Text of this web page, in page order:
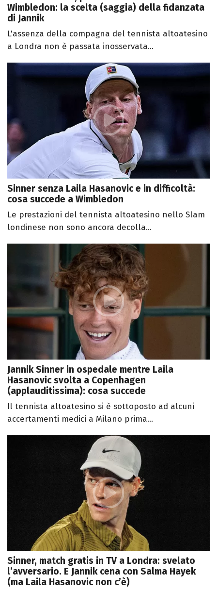
Wimbledon: la scelta (saggia) della fidanzata
di Jannik
L'assenza della compagna del tennista altoatesino
a Londra non è passata inosservata...
Sinner senza Laila Hasanovic e in difficoltà:
cosa succede a Wimbledon
Le prestazioni del tennista altoatesino nello Slam
londinese non sono ancora decolla...
Jannik Sinner in ospedale mentre Laila
Hasanovic svolta a Copenhagen
(applauditissima): cosa succede
Il tennista altoatesino si è sottoposto ad alcuni
accertamenti medici a Milano prima...
Sinner, match gratis in TV a Londra: svelato
l’avversario. E Jannik cena con Salma Hayek
(ma Laila Hasanovic non c’è)